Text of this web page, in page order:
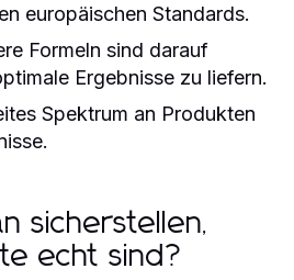
europäischen Standards.
Formeln sind darauf
Ergebnisse zu liefern.
Spektrum an Produkten
sicherstellen,
echt sind?